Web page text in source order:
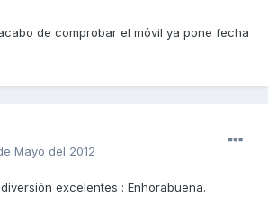
de comprobar el móvil ya pone fecha
Mayo del 2012
excelentes : Enhorabuena.